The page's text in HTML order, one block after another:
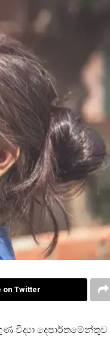
on Twitter
විද්‍යා දෙපාර්තමේන්තුව